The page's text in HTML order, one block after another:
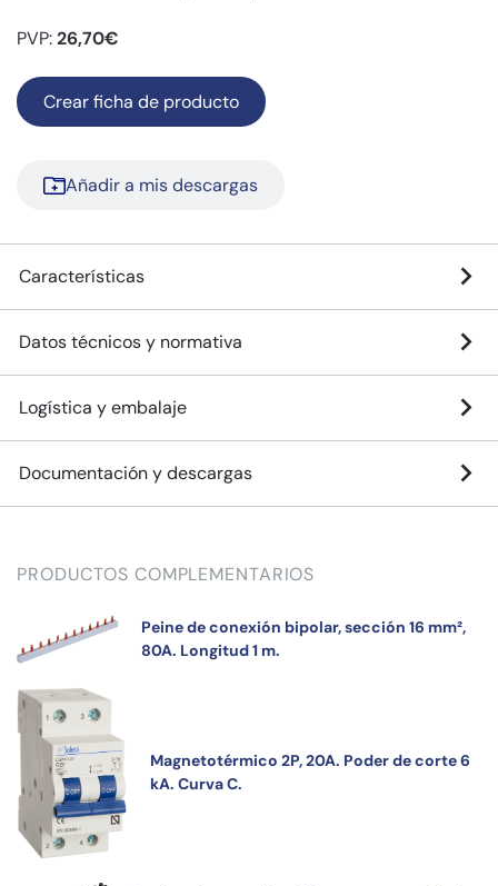
PVP:26,70€
Crear ficha de producto
Añadir a mis descargas
Características
Datos técnicos y normativa
Logística y embalaje
Documentación y descargas
PRODUCTOS COMPLEMENTARIOS
Peine de conexión bipolar, sección 16 mm²,
80A. Longitud 1 m.
Magnetotérmico 2P, 20A. Poder de corte 6
kA. Curva C.